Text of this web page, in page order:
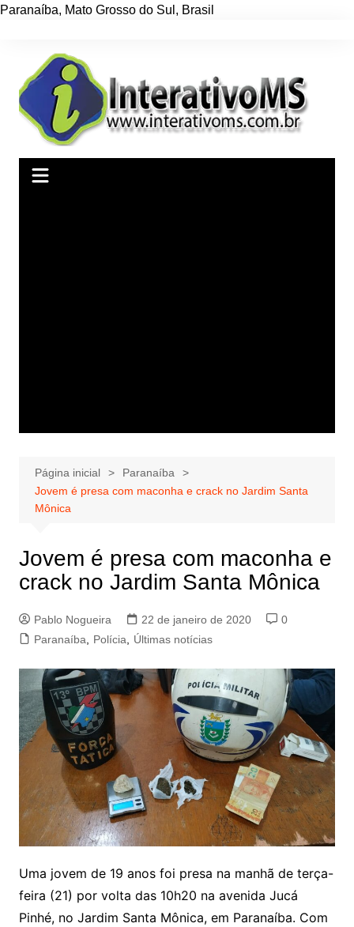
Paranaíba, Mato Grosso do Sul , Brasil
conteúdo
Página inicial
Paranaíba
Jovem é presa com maconha e crack no Jardim Santa
Mônica
Jovem é presa com maconha e
crack no Jardim Santa Mônica
Pablo Nogueira 22 de janeiro de 2020
0
Paranaíba
Polícia Últimas notícias
Uma jovem de 19 anos foi presa na manhã de terça-
feira (21) por volta das 10h20 na avenida Jucá
Pinhé, no Jardim Santa Mônica, em Paranaíba. Com